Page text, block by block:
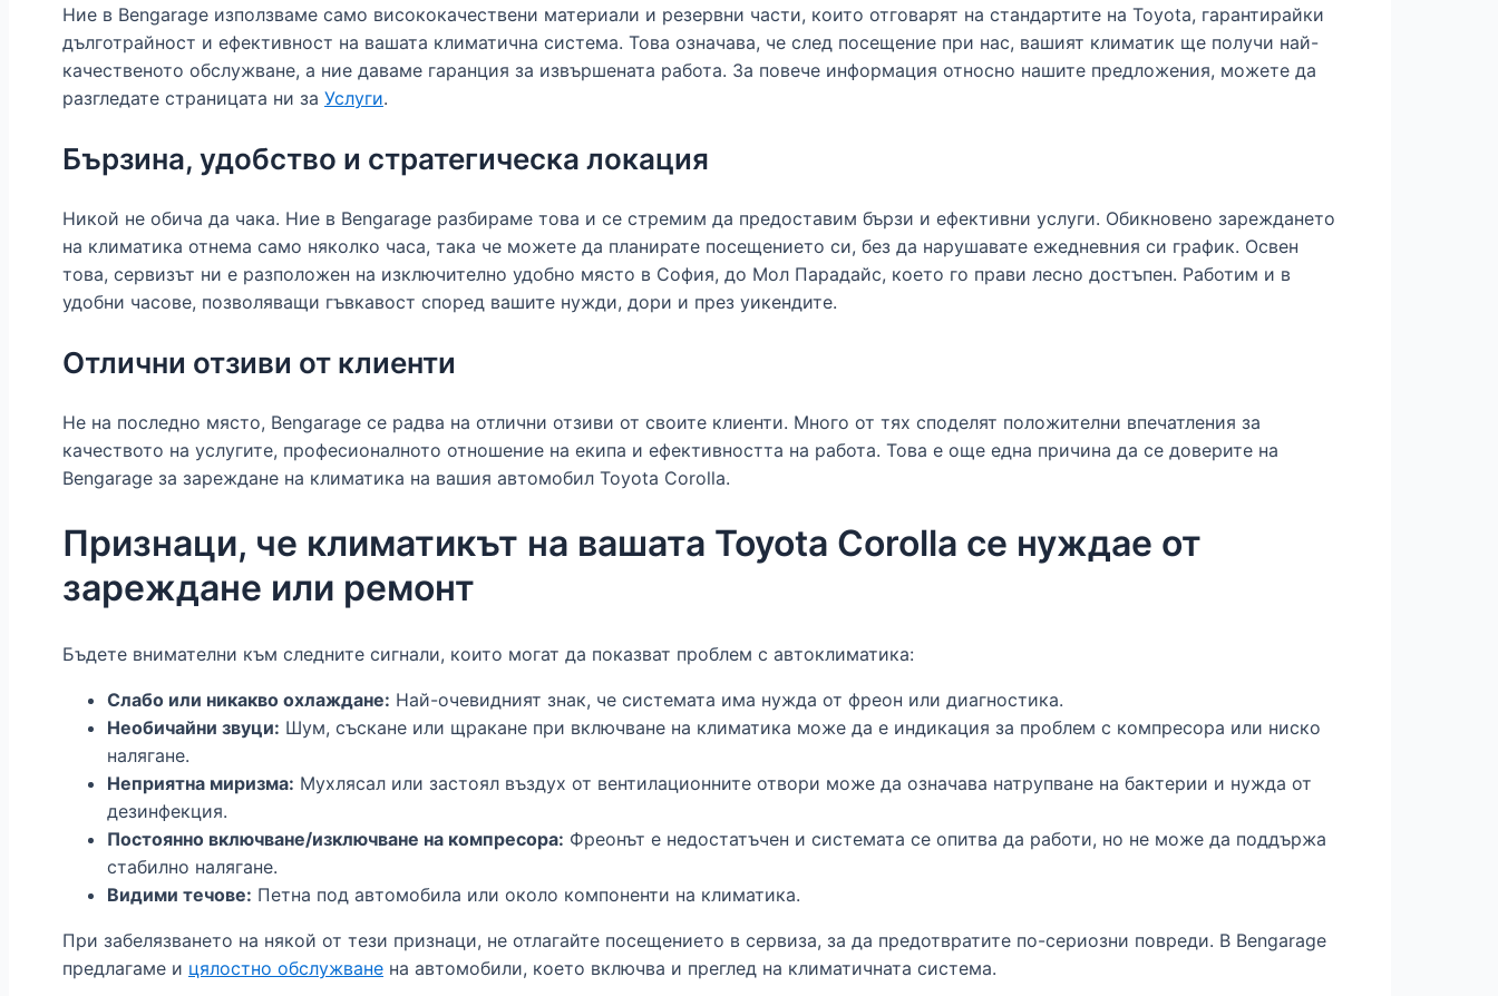
Ние в Bengarage използваме само висококачествени материали и резервни части, които отговарят на стандартите на Toyota, гарантирайки
дълготрайност и ефективност на вашата климатична система. Това означава, че след посещение при нас, вашият климатик ще получи най-
качественото обслужване, а ние даваме гаранция за извършената работа. За повече информация относно нашите предложения, можете да
разгледате страницата ни за Услуги.
Бързина, удобство и стратегическа локация
Никой не обича да чака. Ние в Bengarage разбираме това и се стремим да предоставим бързи и ефективни услуги. Обикновено зареждането
на климатика отнема само няколко часа, така че можете да планирате посещението си, без да нарушавате ежедневния си график. Освен
това, сервизът ни е разположен на изключително удобно място в София, до Мол Парадайс, което го прави лесно достъпен. Работим и в
удобни часове, позволяващи гъвкавост според вашите нужди, дори и през уикендите.
Отлични отзиви от клиенти
Не на последно място, Bengarage се радва на отлични отзиви от своите клиенти. Много от тях споделят положителни впечатления за
качеството на услугите, професионалното отношение на екипа и ефективността на работа. Това е още една причина да се доверите на
Bengarage за зареждане на климатика на вашия автомобил Toyota Corolla.
Признаци, че климатикът на вашата Toyota Corolla се нуждае от
зареждане или ремонт
Бъдете внимателни към следните сигнали, които могат да показват проблем с автоклиматика:
Слабо или никакво охлаждане: Най-очевидният знак, че системата има нужда от фреон или диагностика.
Необичайни звуци: Шум, съскане или щракане при включване на климатика може да е индикация за проблем с компресора или ниско
налягане.
Неприятна миризма: Мухлясал или застоял въздух от вентилационните отвори може да означава натрупване на бактерии и нужда от
дезинфекция.
Постоянно включване/изключване на компресора: Фреонът е недостатъчен и системата се опитва да работи, но не може да поддържа
стабилно налягане.
Видими течове: Петна под автомобила или около компоненти на климатика.
При забелязването на някой от тези признаци, не отлагайте посещението в сервиза, за да предотвратите по-сериозни повреди. В Bengarage
предлагаме и цялостно обслужване на автомобили, което включва и преглед на климатичната система.